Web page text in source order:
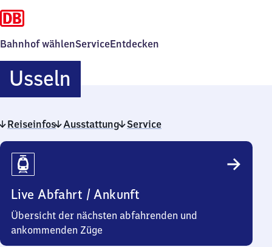
Bahnhof wählenServiceEntdecken
UsselnUsseln
Reiseinfos Ausstattung Service
Reiseinfos
Live Abfahrt / Ankunft
Übersicht der nächsten abfahrenden und
ankommenden Züge